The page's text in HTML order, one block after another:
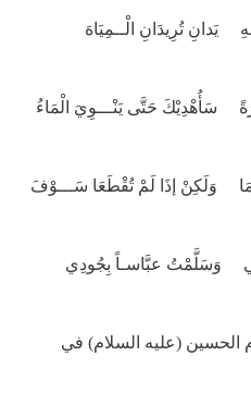
يَدانِ تُرِيدَانِ الْــمِيَاهَ
سَأُهْدِيْكَ حَتَّى يَنْـــوِيَ الْمَاءُ
وَلَكِنْ إذَا لَمْ تُقْطَعَا سَـــوْفَ
وَسَلَّمْتُ عبَّاسـاً بِجُودِي
الحسين (عليه السلام) في